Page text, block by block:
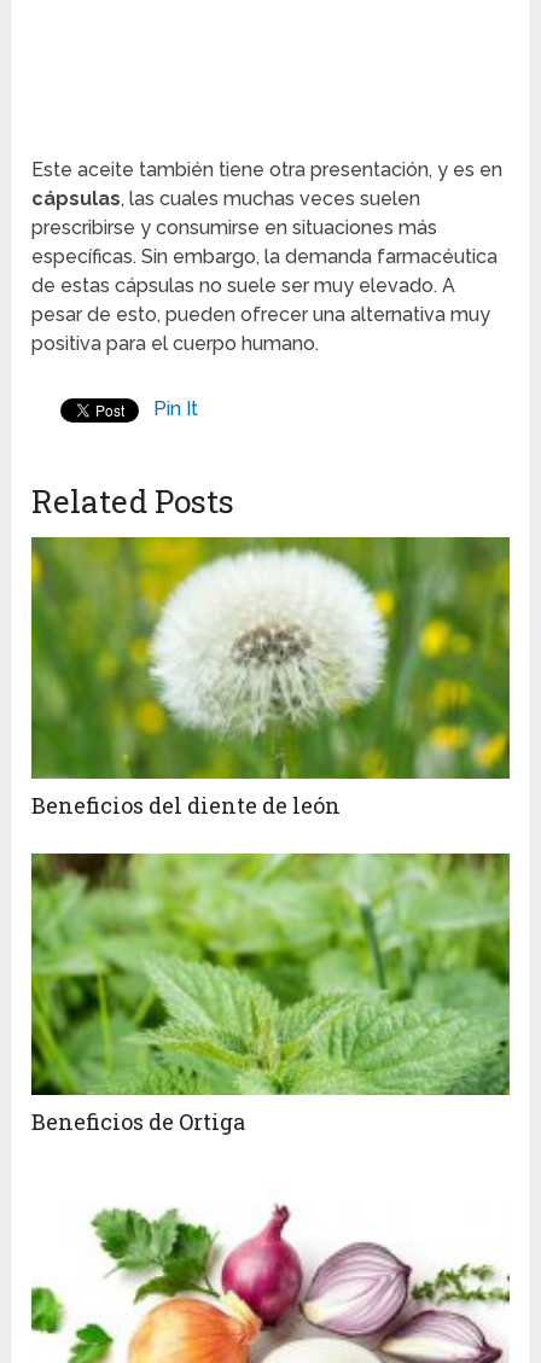
Este aceite también tiene otra presentación, y es en
cápsulas, las cuales muchas veces suelen
prescribirse y consumirse en situaciones más
específicas. Sin embargo, la demanda farmacéutica
de estas cápsulas no suele ser muy elevado. A
pesar de esto, pueden ofrecer una alternativa muy
positiva para el cuerpo humano.
Pin It
Related Posts
Beneficios del diente de león
Beneficios de Ortiga